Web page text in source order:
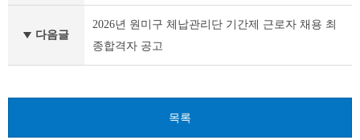
(채
시
다음글
2026년 원미구 체납관리단 기간제 근로자 채용 최
종합격자 공고
목록